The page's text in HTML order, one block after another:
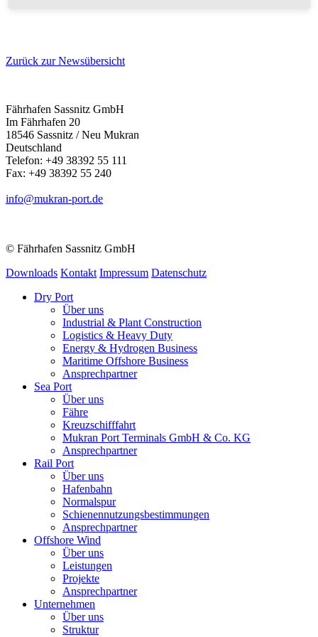
Zurück zur Newsübersicht
Fährhafen Sassnitz GmbH
Im Fährhafen 20
18546 Sassnitz / Neu Mukran
Deutschland
Telefon: +49 38392 55 111
Fax: +49 38392 55 240
info@mukran-port.de
© Fährhafen Sassnitz GmbH
Downloads Kontakt Impressum Datenschutz
Dry Port
Über uns
Industrial & Plant Construction
Logistics & Heavy Duty
Energy & Hydrogen Business
Maritime Offshore Business
Ansprechpartner
Sea Port
Über uns
Fähre
Kreuzschifffahrt
Mukran Port Terminals GmbH & Co. KG
Ansprechpartner
Rail Port
Über uns
Hafenbahn
Normalspur
Schienennutzungsbestimmungen
Ansprechpartner
Offshore Wind
Über uns
Leistungen
Projekte
Ansprechpartner
Unternehmen
Über uns
Struktur